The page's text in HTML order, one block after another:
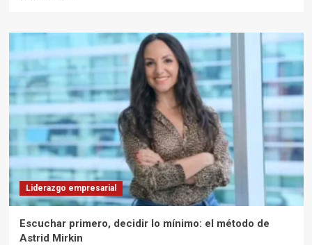
Liderazgo empresarial
Escuchar primero, decidir lo mínimo: el método de
Astrid Mirkin